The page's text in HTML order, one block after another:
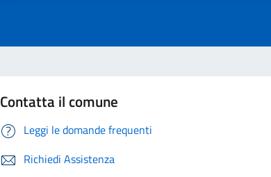
Contatta il comune
Leggi le domande frequenti
Richiedi Assistenza